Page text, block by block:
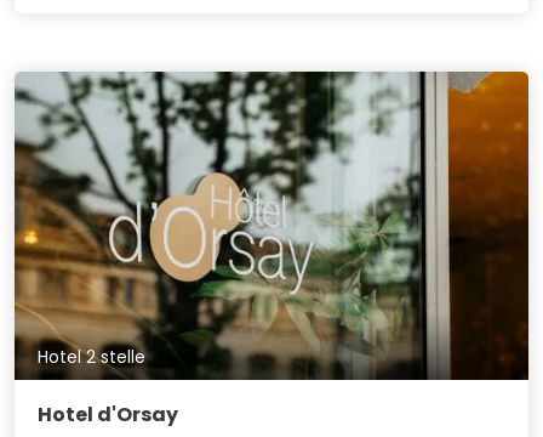
Hotel 2 stelle
Hotel d'Orsay